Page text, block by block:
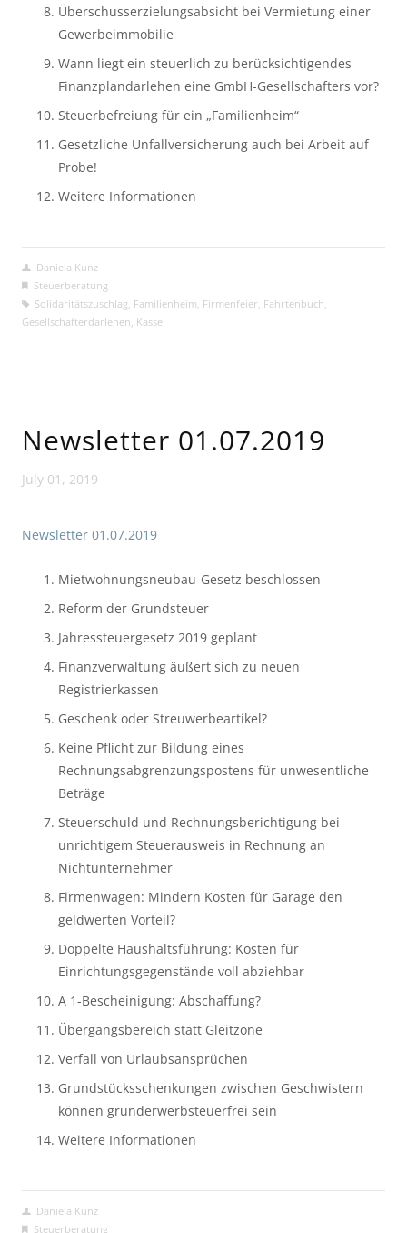
Überschusserzielungsabsicht bei Vermietung einer
Gewerbeimmobilie
Wann liegt ein steuerlich zu berücksichtigendes
Finanzplandarlehen eine GmbH-Gesellschafters vor?
Steuerbefreiung für ein „Familienheim“
Gesetzliche Unfallversicherung auch bei Arbeit auf
Probe!
Weitere Informationen
Daniela Kunz
Steuerberatung
Solidaritätszuschlag Familienheim Firmenfeier Fahrtenbuch
Gesellschafterdarlehen Kasse
Newsletter 01.07.2019
July 01, 2019
Newsletter 01.07.2019
Mietwohnungsneubau-Gesetz beschlossen
Reform der Grundsteuer
Jahressteuergesetz 2019 geplant
Finanzverwaltung äußert sich zu neuen
Registrierkassen
Geschenk oder Streuwerbeartikel?
Keine Pflicht zur Bildung eines
Rechnungsabgrenzungspostens für unwesentliche
Beträge
Steuerschuld und Rechnungsberichtigung bei
unrichtigem Steuerausweis in Rechnung an
Nichtunternehmer
Firmenwagen: Mindern Kosten für Garage den
geldwerten Vorteil?
Doppelte Haushaltsführung: Kosten für
Einrichtungsgegenstände voll abziehbar
A 1-Bescheinigung: Abschaffung?
Übergangsbereich statt Gleitzone
Verfall von Urlaubsansprüchen
Grundstücksschenkungen zwischen Geschwistern
können grunderwerbsteuerfrei sein
Weitere Informationen
Daniela Kunz
Steuerberatung